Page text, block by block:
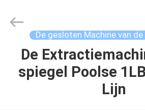
HUIS
Co.,Ltd.
De gesloten Machine van
De
spiegel Poolse
Lijn